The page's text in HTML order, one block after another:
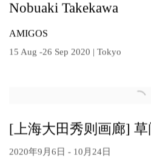
Nobuaki Takekawa
AMIGOS
15 Aug -26 Sep 2020 | Tokyo
[上海大田秀则画廊]
2020年9月6日 - 10月24日